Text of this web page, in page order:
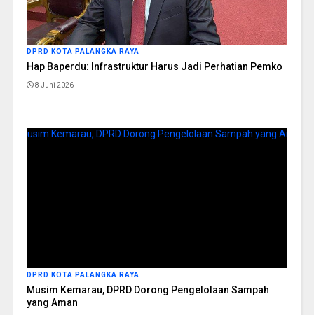
DPRD KOTA PALANGKA RAYA
Hap Baperdu: Infrastruktur Harus Jadi Perhatian Pemko
8 Juni 2026
DPRD KOTA PALANGKA RAYA
Musim Kemarau, DPRD Dorong Pengelolaan Sampah
yang Aman